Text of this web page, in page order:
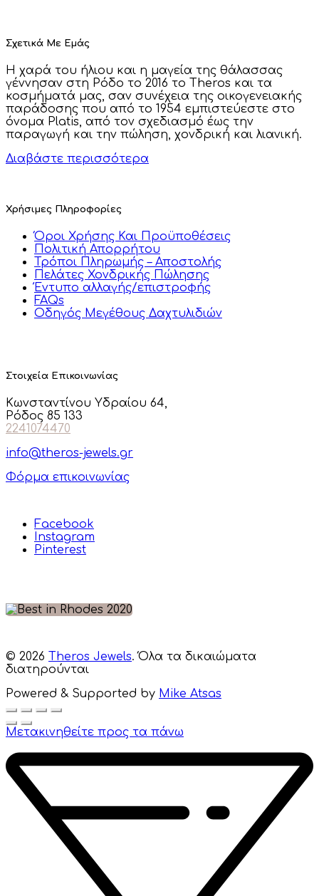
Σχετικά Με Εμάς
Η χαρά του ήλιου και η μαγεία της θάλασσας
γέννησαν στη Ρόδο το 2016 το Theros και τα
κοσμήματά μας, σαν συνέχεια της οικογενειακής
παράδοσης που από το 1954 εμπιστεύεστε στο
όνομα Platis, από τον σχεδιασμό έως την
παραγωγή και την πώληση, χονδρική και λιανική.
Διαβάστε περισσότερα
Χρήσιμες Πληροφορίες
Όροι Χρήσης Και Προϋποθέσεις
Πολιτική Απορρήτου
Τρόποι Πληρωμής – Αποστολής
Πελάτες Χονδρικής Πώλησης
Έντυπο αλλαγής/επιστροφής
FAQs
Οδηγός Μεγέθους Δαχτυλιδιών
Στοιχεία Επικοινωνίας
Κωνσταντίνου Υδραίου 64,
Ρόδος 85 133
2241074470
info@theros-jewels.gr
Φόρμα επικοινωνίας
Facebook
Instagram
Pinterest
© 2026 Theros Jewels. Όλα τα δικαιώματα
διατηρούνται
Powered & Supported by Mike Atsas
Μετακινηθείτε προς τα πάνω